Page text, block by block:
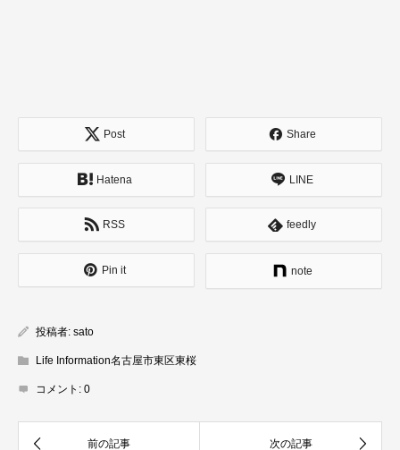
Post Share
Hatena LINE
RSS feedly
Pin it note
投稿者: sato
Life Information名古屋市東区東桜
コメント: 0